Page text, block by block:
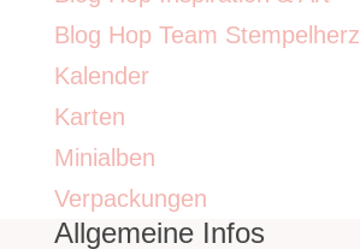
Blog Hop Team Stempelherz
Kalender
Karten
Minialben
Verpackungen
Allgemeine Infos